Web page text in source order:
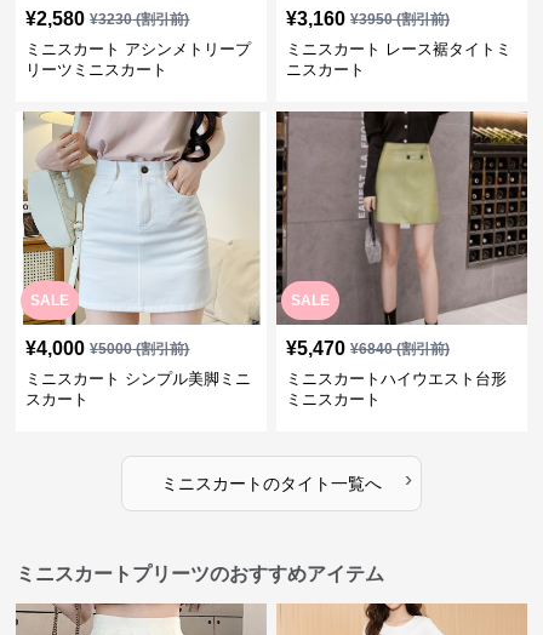
¥2,580 ¥3230(割引前)
ミニスカート アシンメトリープ
リーツミニスカート
¥3,160 ¥3950(割引前)
ミニスカート レース裾タイトミ
ニスカート
SALE
¥4,000 ¥5000(割引前)
ミニスカート シンプル美脚ミニ
スカート
SALE
¥5,470 ¥6840(割引前)
ミニスカートハイウエスト台形
ミニスカート
ミニスカートのタイト一覧へ ›
ミニスカートプリーツのおすすめアイテム